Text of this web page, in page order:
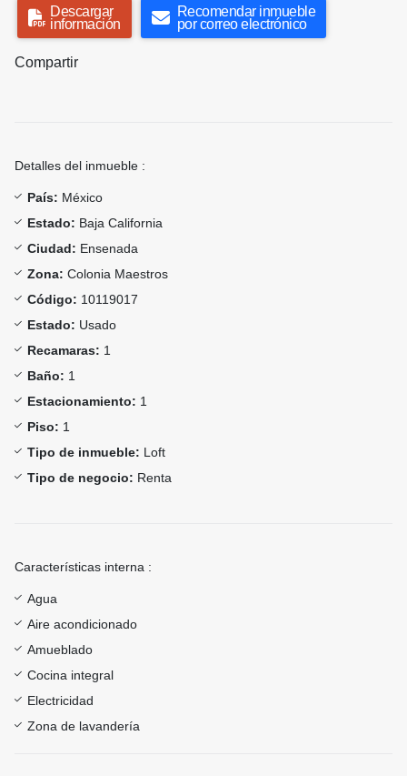
Descargar
información
Recomendar inmueble
por correo electrónico
Compartir
Detalles del inmueble :
País: México
Estado: Baja California
Ciudad: Ensenada
Zona: Colonia Maestros
Código: 10119017
Estado: Usado
Recamaras: 1
Baño: 1
Estacionamiento: 1
Piso: 1
Tipo de inmueble: Loft
Tipo de negocio: Renta
Características interna :
Agua
Aire acondicionado
Amueblado
Cocina integral
Electricidad
Zona de lavandería